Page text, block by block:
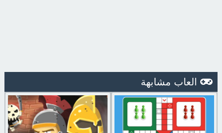
العاب مشابهة